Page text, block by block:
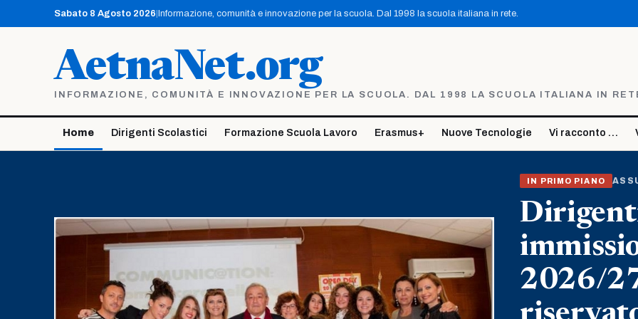
contenuto
Sabato 8 Agosto 2026 Informazione, comunità e innovazione per la scuola. Dal 1998 la scuola italiana in rete.
AetnaNet.org
INFORMAZIONE, COMUNITÀ E INNOVAZIONE PER LA SCUOLA. DAL 1998 LA SCUOLA ITALIANA IN
Home Dirigenti Scolastici Formazione Scuola Lavoro Erasmus+ Nuove Tecnologie Vi racconto …
IN PRIMO PIANO
2026/